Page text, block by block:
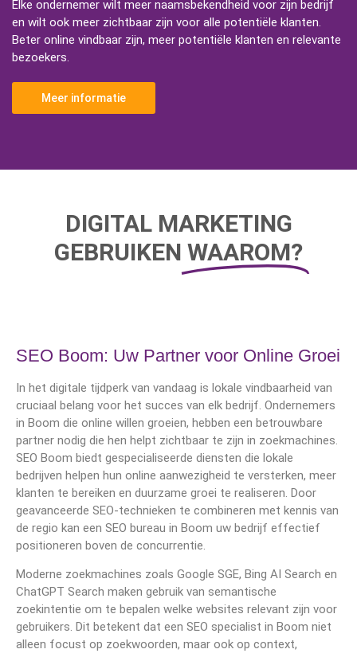
Elke ondernemer wilt meer naamsbekendheid voor zijn bedrijf
en wilt ook meer zichtbaar zijn voor alle potentiële klanten.
Beter online vindbaar zijn, meer potentiële klanten en relevante
bezoekers.
Meer informatie
DIGITAL MARKETING
GEBRUIKEN WAAROM?
SEO Boom: Uw Partner voor Online Groei
In het digitale tijdperk van vandaag is lokale vindbaarheid van
cruciaal belang voor het succes van elk bedrijf. Ondernemers
in Boom die online willen groeien, hebben een betrouwbare
partner nodig die hen helpt zichtbaar te zijn in zoekmachines.
SEO Boom biedt gespecialiseerde diensten die lokale
bedrijven helpen hun online aanwezigheid te versterken, meer
klanten te bereiken en duurzame groei te realiseren. Door
geavanceerde SEO-technieken te combineren met kennis van
de regio kan een SEO bureau in Boom uw bedrijf effectief
positioneren boven de concurrentie.
Moderne zoekmachines zoals Google SGE, Bing AI Search en
ChatGPT Search maken gebruik van semantische
zoekintentie om te bepalen welke websites relevant zijn voor
gebruikers. Dit betekent dat een SEO specialist in Boom niet
alleen focust op zoekwoorden, maar ook op context,